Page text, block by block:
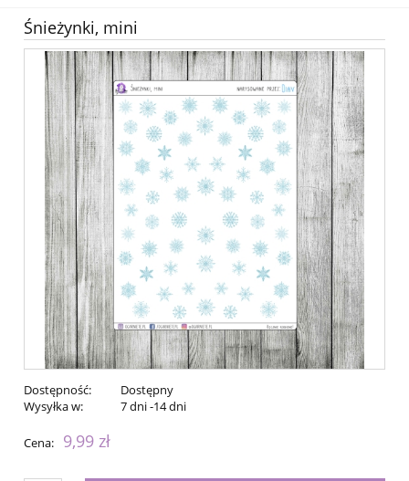
Śnieżynki, mini
Dostępność:
Dostępny
Wysyłka w:
7 dni -14 dni
Cena: 9,99 zł